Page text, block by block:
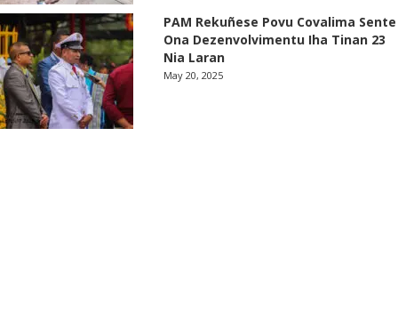
PAM Rekuñese Povu Covalima Sente
Ona Dezenvolvimentu Iha Tinan 23
Nia Laran
May 20, 2025